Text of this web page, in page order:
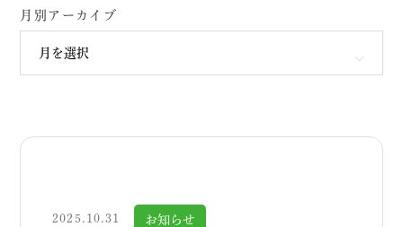
月別アーカイブ
2025.10.31 お知らせ